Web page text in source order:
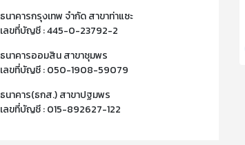
ธนาคารกรุงเทพ จำกัด สาขาท่าแซะ
เลขที่บัญชี : 445-0-23792-2​
ธนาคารออมสิน สาขาชุมพร
เลขที่บัญชี : 050-1908-59079​
ธนาคาร(ธกส.) สาขาปฐมพร
เลขที่บัญชี : 015-892627-122​​